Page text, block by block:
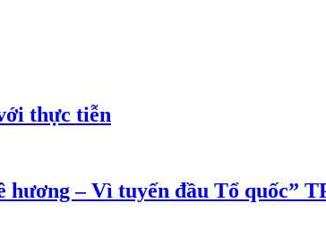
thực tiễn
hương – Vì tuyến đầu Tổ quốc”